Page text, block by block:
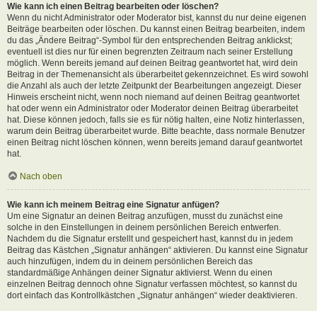
Wie kann ich einen Beitrag bearbeiten oder löschen?
Wenn du nicht Administrator oder Moderator bist, kannst du nur deine eigenen
Beiträge bearbeiten oder löschen. Du kannst einen Beitrag bearbeiten, indem
du das „Ändere Beitrag“-Symbol für den entsprechenden Beitrag anklickst;
eventuell ist dies nur für einen begrenzten Zeitraum nach seiner Erstellung
möglich. Wenn bereits jemand auf deinen Beitrag geantwortet hat, wird dein
Beitrag in der Themenansicht als überarbeitet gekennzeichnet. Es wird sowohl
die Anzahl als auch der letzte Zeitpunkt der Bearbeitungen angezeigt. Dieser
Hinweis erscheint nicht, wenn noch niemand auf deinen Beitrag geantwortet
hat oder wenn ein Administrator oder Moderator deinen Beitrag überarbeitet
hat. Diese können jedoch, falls sie es für nötig halten, eine Notiz hinterlassen,
warum dein Beitrag überarbeitet wurde. Bitte beachte, dass normale Benutzer
einen Beitrag nicht löschen können, wenn bereits jemand darauf geantwortet
hat.
Nach oben
Wie kann ich meinem Beitrag eine Signatur anfügen?
Um eine Signatur an deinen Beitrag anzufügen, musst du zunächst eine
solche in den Einstellungen in deinem persönlichen Bereich entwerfen.
Nachdem du die Signatur erstellt und gespeichert hast, kannst du in jedem
Beitrag das Kästchen „Signatur anhängen“ aktivieren. Du kannst eine Signatur
auch hinzufügen, indem du in deinem persönlichen Bereich das
standardmäßige Anhängen deiner Signatur aktivierst. Wenn du einen
einzelnen Beitrag dennoch ohne Signatur verfassen möchtest, so kannst du
dort einfach das Kontrollkästchen „Signatur anhängen“ wieder deaktivieren.